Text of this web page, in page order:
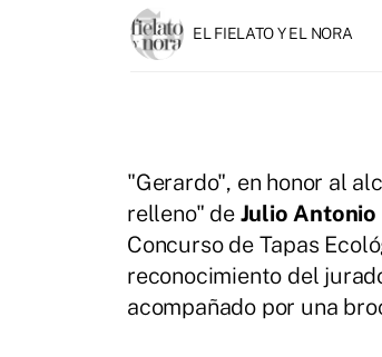
EL FIELATO Y EL NORA
"Gerardo", en honor al
relleno" de Julio
Concurso de Tapas
reconocimiento del
acompañado por una